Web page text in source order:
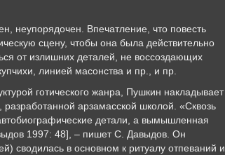
неупорядочен. Впечатление, что повесть
сцену, чтобы она была действительно
от излишних деталей, не воссоздающих
линией масонства и пр., и пр.
готического жанра, Пушкин накладывает
арзамасской школой. «Сквозь
детали, а вымышленная
1997: 48], – пишет С. Давыдов. Он
сводилась в основном к ритуалу отпеваний и